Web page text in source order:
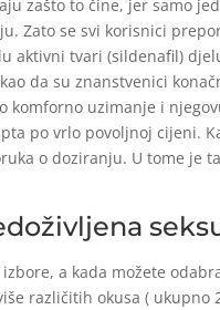
zašto to čine, jer samo
Zato se svi korisnici
aktivni tvari (sildenafil)
da su znanstvenici
komforno uzimanje i
po vrlo povoljnoj cijeni.
o doziranju. U tome je
a kada možete
različitih okusa (